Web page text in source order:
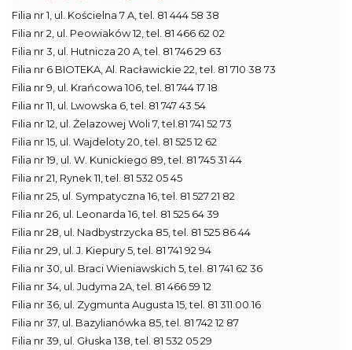
Filia nr 1, ul. Kościelna 7 A, tel. 81 444 58 38
Filia nr 2, ul. Peowiaków 12, tel. 81 466 62 02
Filia nr 3, ul. Hutnicza 20 A, tel. 81 746 29 63
Filia nr 6 BIOTEKA, Al. Racławickie 22, tel. 81 710 38 73
Filia nr 9, ul. Krańcowa 106, tel. 81 744 17 18
Filia nr 11, ul. Lwowska 6, tel. 81 747 43 54
Filia nr 12, ul. Żelazowej Woli 7, tel.81 741 52 73
Filia nr 15, ul. Wajdeloty 20, tel. 81 525 12 62
Filia nr 19, ul. W. Kunickiego 89, tel. 81 745 31 44
Filia nr 21, Rynek 11, tel. 81 532 05 45
Filia nr 25, ul. Sympatyczna 16, tel. 81 527 21 82
Filia nr 26, ul. Leonarda 16, tel. 81 525 64 39
Filia nr 28, ul. Nadbystrzycka 85, tel. 81 525 86 44
Filia nr 29, ul. J. Kiepury 5, tel. 81 741 92 94
Filia nr 30, ul. Braci Wieniawskich 5, tel. 81 741 62 36
Filia nr 34, ul. Judyma 2A, tel. 81 466 59 12
Filia nr 36, ul. Zygmunta Augusta 15, tel. 81 311 00 16
Filia nr 37, ul. Bazylianówka 85, tel. 81 742 12 87
Filia nr 39, ul. Głuska 138, tel. 81 532 05 29